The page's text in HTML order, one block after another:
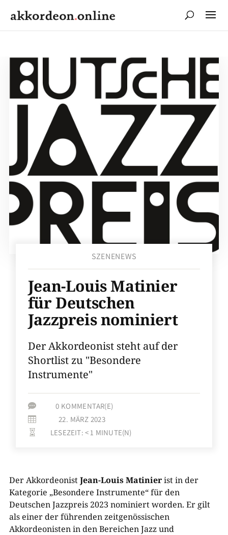
SZENENEWS
Jean-Louis Matinier
für Deutschen
Jazzpreis nominiert
Der Akkordeonist steht auf der
Shortlist zu "Besondere
Instrumente"
 0 KOMMENTAR(E)
 22. MÄRZ 2023
 LESEZEIT: < 1 MINUTE(N)
Der AkkordeonistJean-Louis Matinierist in der
Kategorie „Besondere Instrumente“ für den
Deutschen Jazzpreis 2023 nominiert worden. Er gilt
als einer der führenden zeitgenössischen
Akkordeonisten in den Bereichen Jazz und